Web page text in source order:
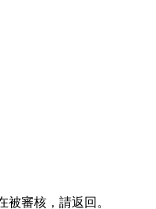
審核，請返回。